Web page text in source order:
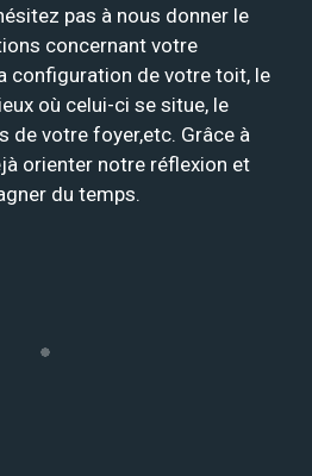
pas à nous donner le
concernant votre
configuration de votre toit, le
où celui-ci se situe, le
de votre foyer,etc. Grâce à
orienter notre réflexion et
du temps.